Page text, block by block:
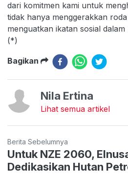
dari komitmen kami untuk
tidak hanya menggerakkan
menguatkan ikatan sosial
(*)
Bagikan
Nila Ertina
Lihat semua artikel
Berita Sebelumnya
Untuk NZE 2060,
Dedikasikan Hutan